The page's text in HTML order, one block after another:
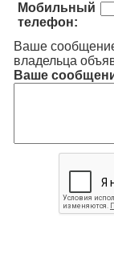
Мобильный
телефон:
Ваше
владельца
Ваше